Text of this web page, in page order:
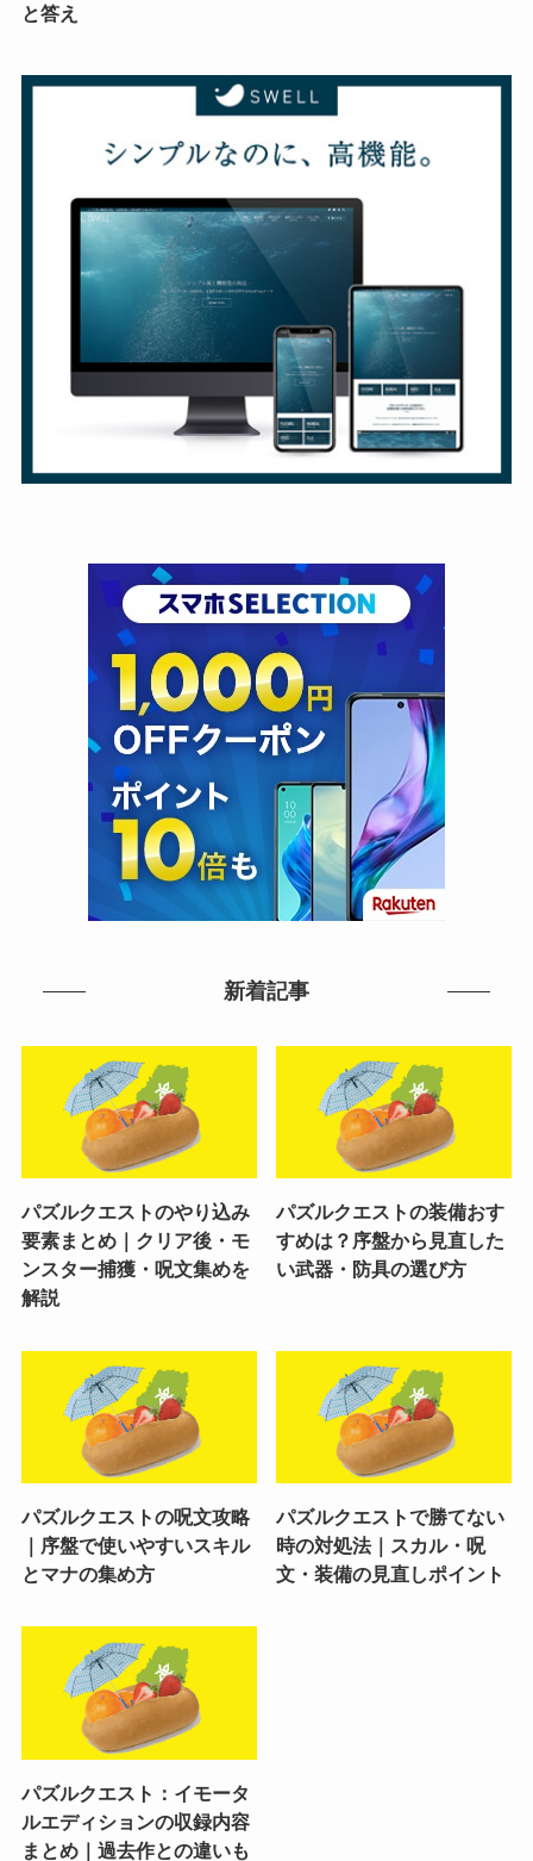
と答え
新着記事
パズルクエストのやり込み
要素まとめ｜クリア後・モ
ンスター捕獲・呪文集めを
解説
パズルクエストの装備おす
すめは？序盤から見直した
い武器・防具の選び方
パズルクエストの呪文攻略
｜序盤で使いやすいスキル
とマナの集め方
パズルクエストで勝てない
時の対処法｜スカル・呪
文・装備の見直しポイント
パズルクエスト：イモータ
ルエディションの収録内容
まとめ｜過去作との違いも